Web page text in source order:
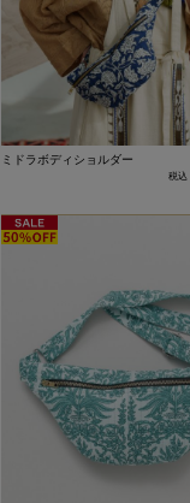
ミドラボディショルダー